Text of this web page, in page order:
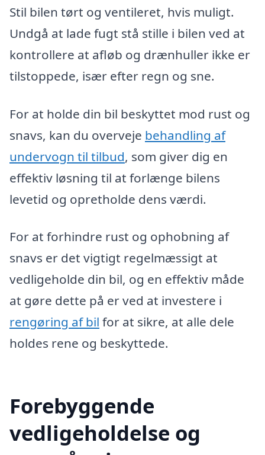
Stil bilen tørt og ventileret, hvis muligt.
Undgå at lade fugt stå stille i bilen ved at
kontrollere at afløb og drænhuller ikke er
tilstoppede, især efter regn og sne.
For at holde din bil beskyttet mod rust og
snavs, kan du overveje behandling af
undervogn til tilbud, som giver dig en
effektiv løsning til at forlænge bilens
levetid og opretholde dens værdi.
For at forhindre rust og ophobning af
snavs er det vigtigt regelmæssigt at
vedligeholde din bil, og en effektiv måde
at gøre dette på er ved at investere i
rengøring af bil for at sikre, at alle dele
holdes rene og beskyttede.
Forebyggende
vedligeholdelse og